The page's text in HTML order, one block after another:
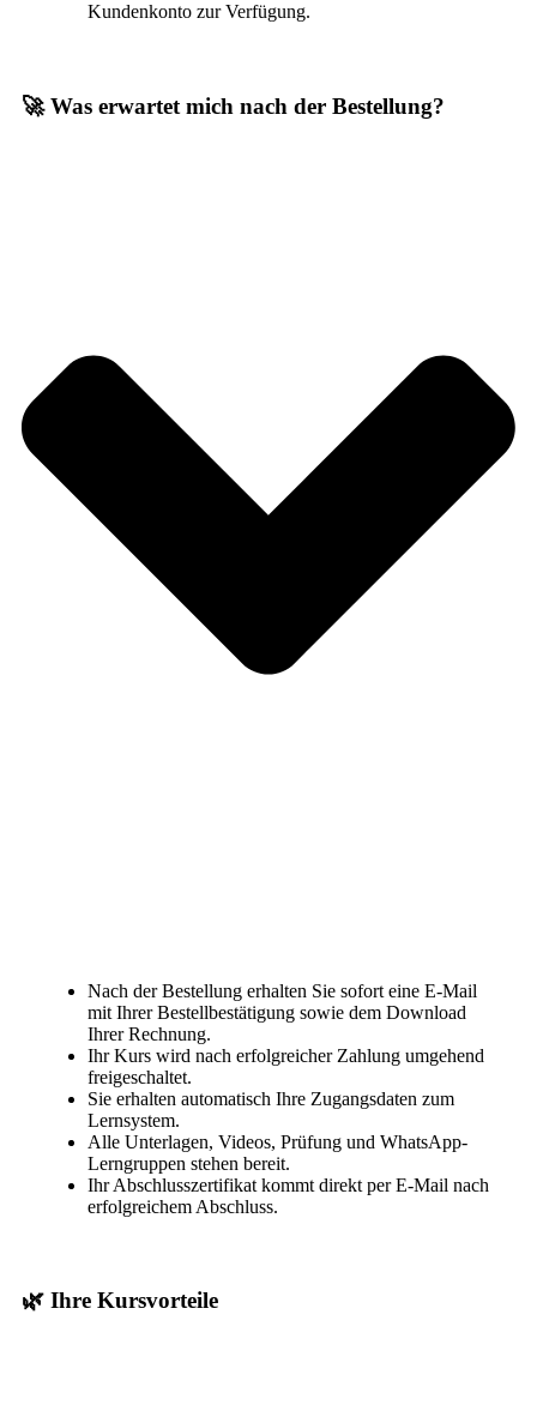
Kundenkonto zur Verfügung.
🚀 Was erwartet mich nach der Bestellung?
Nach der Bestellung erhalten Sie sofort eine E-Mail
mit Ihrer Bestellbestätigung sowie dem Download
Ihrer Rechnung.
Ihr Kurs wird nach erfolgreicher Zahlung umgehend
freigeschaltet.
Sie erhalten automatisch Ihre Zugangsdaten zum
Lernsystem.
Alle Unterlagen, Videos, Prüfung und WhatsApp-
Lerngruppen stehen bereit.
Ihr Abschlusszertifikat kommt direkt per E-Mail nach
erfolgreichem Abschluss.
🌿 Ihre Kursvorteile